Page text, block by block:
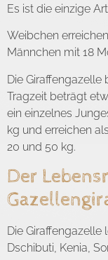
Es ist die einzige
Weibchen
Männchen mit 18
Die Giraffengazelle
Tragzeit beträgt
ein einzelnes
kg und erreichen
20 und 50 kg.
Der
Die
Dschibuti, Kenia,